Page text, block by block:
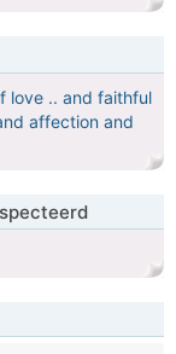
love .. and faithful
affection and